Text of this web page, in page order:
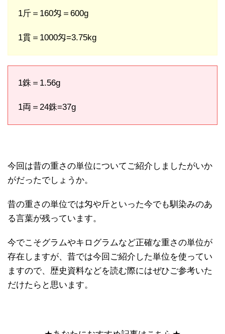
1斤＝160匁＝600g
1貫＝1000匁=3.75kg
1銖＝1.56g
1両＝24銖=37g
今回は昔の重さの単位についてご紹介しましたがいか
がだったでしょうか。
昔の重さの単位では匁や斤といった今でも馴染みのあ
る言葉が残っています。
今でこそグラムやキログラムなど正確な重さの単位が
存在しますが、昔では今回ご紹介した単位を使ってい
ますので、歴史資料などを読む際にはぜひご参考いた
だけたらと思います。